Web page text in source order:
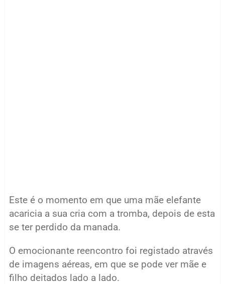
Este é o momento em que uma mãe elefante
acaricia a sua cria com a tromba, depois de esta
se ter perdido da manada.
O emocionante reencontro foi registado através
de imagens aéreas, em que se pode ver mãe e
filho deitados lado a lado.